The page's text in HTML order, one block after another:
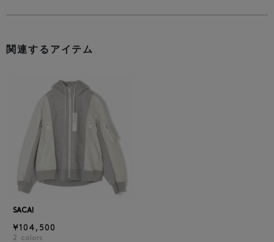
関連するアイテム
SACAI
¥104,500
2 colors